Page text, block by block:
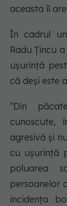
aceasta îl
În cadrul
Radu Țincu
ușurință
că deși este
”Din
cunoscute,
agresivă și
cu ușurință
poluarea
persoanelor
incidența